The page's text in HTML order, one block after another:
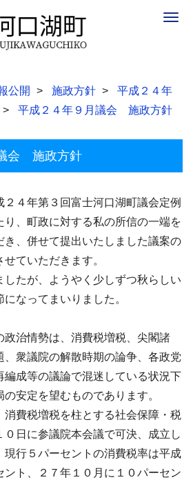
公開 施政方針
平成２４年
平成２４年９月議会 施政方針
会 施政方針
４年第３回富士河口湖町議会定例
り、町政に対する私の所信の一端を
き、併せて提出いたしました議案の
ていただきます。
たが、ようやく少しずつ秋らしい
なってまいりました。
治情勢は、消費税増税、尖閣諸
、衆議院の解散時期の論争、各政党
編成等の議論で混迷している状況下
安定を望むものであります。
費税増税を柱とする社会保障・税
日に参議院本会議で可決、成立し
現行５パーセントの消費税率は平成
ント、２７年１０月に１０パーセン